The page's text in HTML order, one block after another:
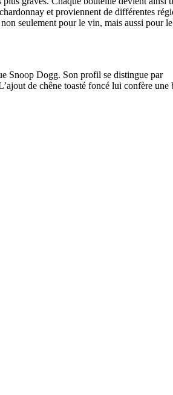
et proviennent de différentes
seulement pour le vin, mais aussi pour le
Snoop Dogg. Son profil se distingue par
de chêne toasté foncé lui confère une